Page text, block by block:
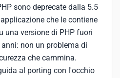
sono deprecate dalla 5.5
che le contiene
una versione di PHP fuori
non un problema di
che cammina.
al porting con l'occhio